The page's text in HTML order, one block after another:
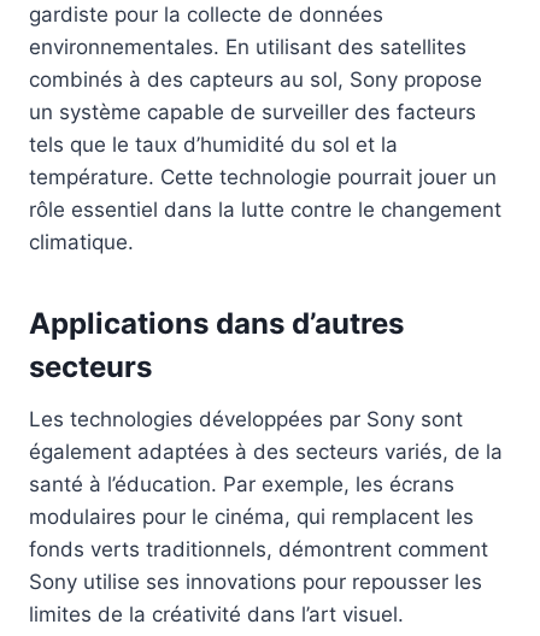
gardiste pour la collecte de données
environnementales. En utilisant des satellites
combinés à des capteurs au sol, Sony propose
un système capable de surveiller des facteurs
tels que le taux d’humidité du sol et la
température. Cette technologie pourrait jouer un
rôle essentiel dans la lutte contre le changement
climatique.
Applications dans d’autres
secteurs
Les technologies développées par Sony sont
également adaptées à des secteurs variés, de la
santé à l’éducation. Par exemple, les écrans
modulaires pour le cinéma, qui remplacent les
fonds verts traditionnels, démontrent comment
Sony utilise ses innovations pour repousser les
limites de la créativité dans l’art visuel.